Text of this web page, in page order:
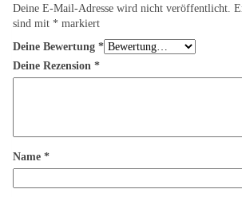
Deine E-Mail-Adresse wird nicht veröffentlicht.
sind mit * markiert
Deine Bewertung *
Deine Rezension *
Name *